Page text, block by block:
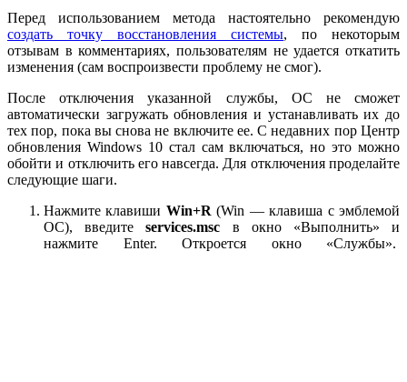
Перед использованием метода настоятельно рекомендую
создать точку восстановления системы, по некоторым
отзывам в комментариях, пользователям не удается откатить
изменения (сам воспроизвести проблему не смог).
После отключения указанной службы, ОС не сможет
автоматически загружать обновления и устанавливать их до
тех пор, пока вы снова не включите ее. С недавних пор Центр
обновления Windows 10 стал сам включаться, но это можно
обойти и отключить его навсегда. Для отключения проделайте
следующие шаги.
Нажмите клавиши Win+R (Win — клавиша с эмблемой
ОС), введитеservices.msc в окно «Выполнить» и
нажмите Enter. Откроется окно «Службы».